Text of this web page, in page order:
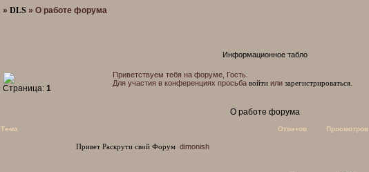
» DLS » О работе форума
Информационное табло
Приветствуем тебя на форуме, Гость.
Для участия в конференциях просьба войтиили зарегистрироваться.
О работе форума
Страница: 1
Тема Ответов Просмотров
Привет Раскрути свой Форум dimonish